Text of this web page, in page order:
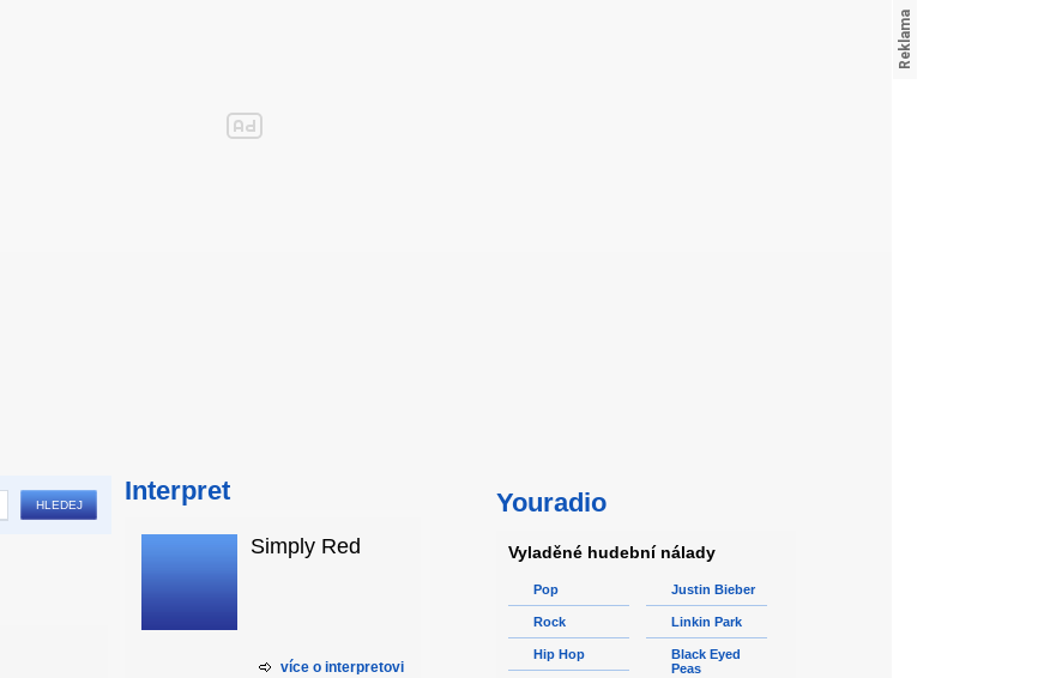
Interpret
Simply Red
více o interpretovi
Youradio
Vyladěné hudební nálady
Pop
Rock
Hip Hop
Justin Bieber
Linkin Park
Black Eyed
Peas